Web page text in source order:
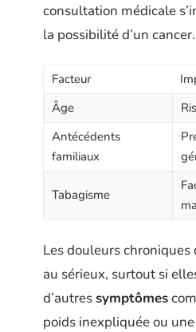
consultation médicale
la possibilité d’un cancer.
Facteur
Âge
Antécédents
familiaux
Tabagisme
Les douleurs
au sérieux, surtout si
d’autressymptômes
poids inexpliquée ou